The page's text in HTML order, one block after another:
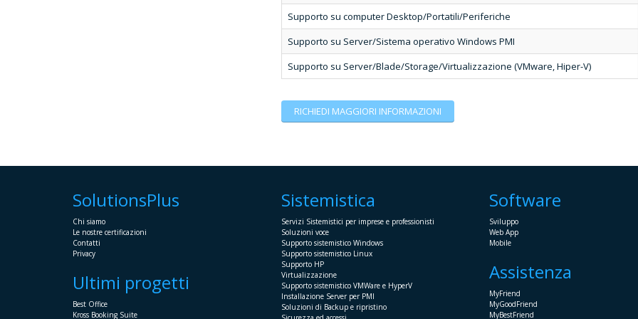
Supporto su computer Desktop/Portatili/Periferiche
Supporto su Server/Sistema operativo Windows PMI
Supporto su Server/Blade/Storage/Virtualizzazione (VMware, Hiper-V)
RICHIEDI MAGGIORI INFORMAZIONI
SolutionsPlus
Chi siamo
Le nostre certificazioni
Contatti
Privacy
Ultimi progetti
Best Office
Kross Booking Suite
Sistemistica
Servizi Sistemistici per imprese e professionisti
Soluzioni voce
Supporto sistemistico Windows
Supporto sistemistico Linux
Supporto HP
Virtualizzazione
Supporto sistemistico VMWare e HyperV
Installazione Server per PMI
Soluzioni di Backup e ripristino
Software
Sviluppo
Web App
Mobile
Assistenza
MyFriend
MyGoodFriend
MyBestFriend